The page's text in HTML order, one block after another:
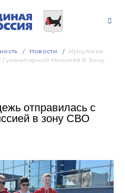
Новости
Иркутская
Миссией В Зону
отправилась с
в зону СВО